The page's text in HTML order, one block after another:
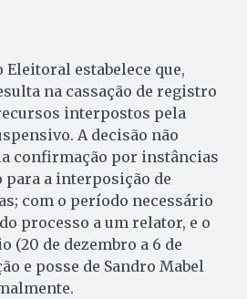
Eleitoral estabelece que,
na cassação de registro
interpostos pela
A decisão não
confirmação por instâncias
para a interposição de
com o período necessário
processo a um relator, e o
(20 de dezembro a 6 de
e posse de Sandro Mabel